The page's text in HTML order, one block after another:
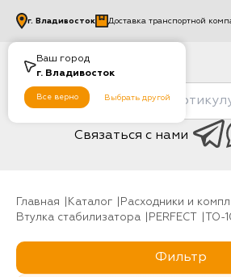
Ваш город
г. Владивосток
Все верно Выбрать другой
г. Владивосток Доставка транспортной
Связаться с нами
Главная Каталог Расходники и
Втулка стабилизатора
PERFECT TO-
Фильтр